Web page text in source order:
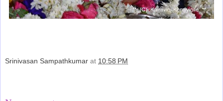
Srinivasan Sampathkumar at 10:58 PM